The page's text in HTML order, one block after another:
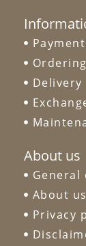
Ordering
Delivery
About us
General
About us
Privacy